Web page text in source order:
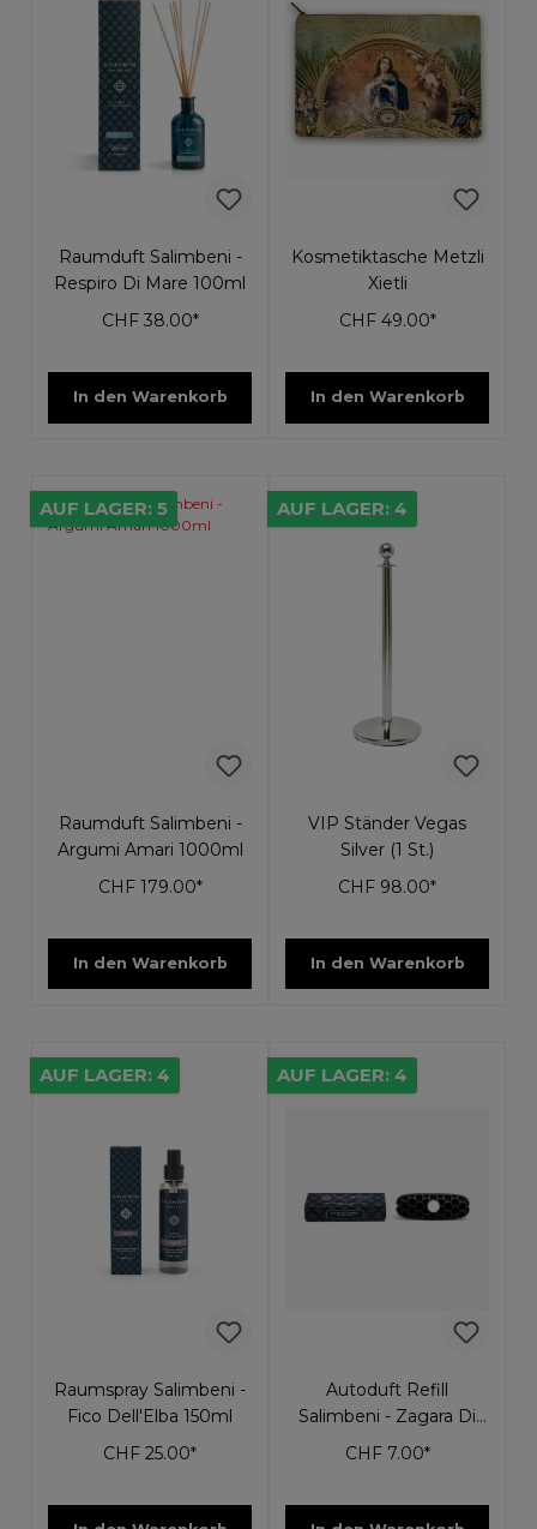
Raumduft Salimbeni -
Respiro Di Mare 100ml
CHF 38.00*
In den Warenkorb
Kosmetiktasche Metzli
Xietli
CHF 49.00*
In den Warenkorb
AUF LAGER: 5
Raumduft Salimbeni -
Argumi Amari 1000ml
CHF 179.00*
In den Warenkorb
AUF LAGER: 4
VIP Ständer Vegas
Silver (1 St.)
CHF 98.00*
In den Warenkorb
AUF LAGER: 4
Raumspray Salimbeni -
Fico Dell'Elba 150ml
CHF 25.00*
AUF LAGER: 4
Autoduft Refill
Salimbeni - Zagara Di
Taormina
CHF 7.00*